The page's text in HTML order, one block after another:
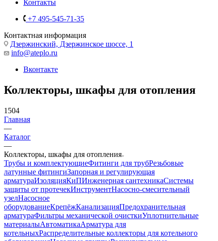
Контакты
+7 495-545-71-35
Контактная информация
Дзержинский, Дзержинское шоссе, 1
info@ateplo.ru
Вконтакте
Коллекторы, шкафы для отопления
1504
Главная
—
Каталог
—
Коллекторы, шкафы для отопления
Трубы и комплектующиеФитинги для трубРезьбовые
латунные фитингиЗапорная и регулирующая
арматураИзоляцияКиПИнженерная сантехникаСистемы
защиты от протечекИнструментНасосно-смесительный
узелНасосное
оборудованиеКрепёжКанализацияПредохранительная
арматураФильтры механической очисткиУплотнительные
материалыАвтоматикаАрматура для
котельныхРаспределительные коллекторы для котельного